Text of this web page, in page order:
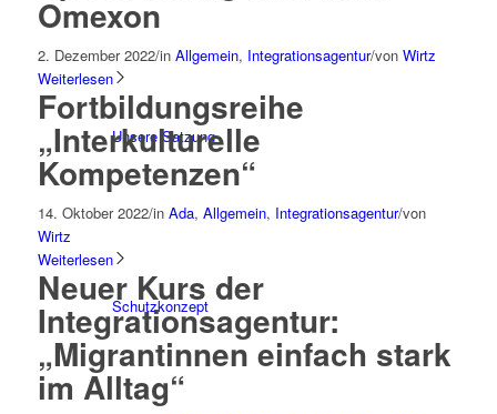
Unsere Satzung
Schutzkonzept
Omexon
2. Dezember 2022/in Allgemein, Integrationsagentur/von Wirtz
Weiterlesen
Fortbildungsreihe
„Interkulturelle
Kompetenzen“
14. Oktober 2022/in Ada, Allgemein, Integrationsagentur/von
Wirtz
Weiterlesen
Neuer Kurs der
Integrationsagentur:
„Migrantinnen einfach stark
im Alltag“